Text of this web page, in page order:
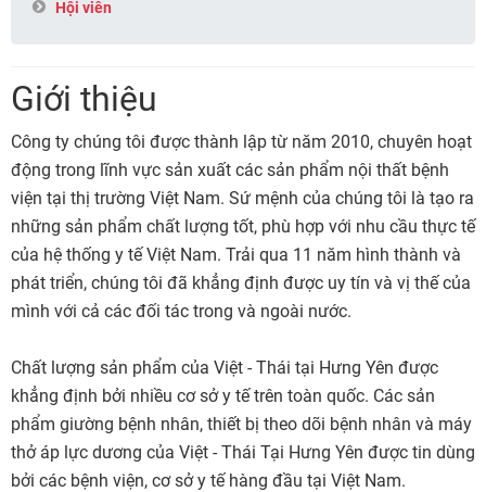
Hội viên
Giới thiệu
Công ty chúng tôi được thành lập từ năm 2010, chuyên hoạt
động trong lĩnh vực sản xuất các sản phẩm nội thất bệnh
viện tại thị trường Việt Nam. Sứ mệnh của chúng tôi là tạo ra
những sản phẩm chất lượng tốt, phù hợp với nhu cầu thực tế
của hệ thống y tế Việt Nam. Trải qua 11 năm hình thành và
phát triển, chúng tôi đã khẳng định được uy tín và vị thế của
mình với cả các đối tác trong và ngoài nước.
Chất lượng sản phẩm của Việt - Thái tại Hưng Yên được
khẳng định bởi nhiều cơ sở y tế trên toàn quốc. Các sản
phẩm giường bệnh nhân, thiết bị theo dõi bệnh nhân và máy
thở áp lực dương của Việt - Thái Tại Hưng Yên được tin dùng
bởi các bệnh viện, cơ sở y tế hàng đầu tại Việt Nam.